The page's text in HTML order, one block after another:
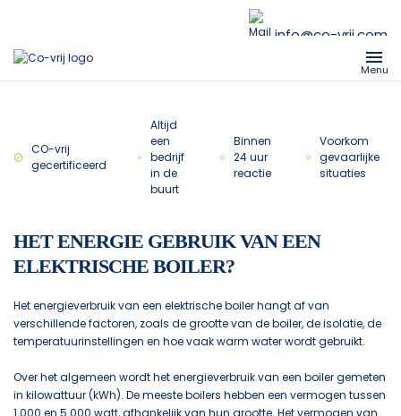
info@co-vrij.com
Menu
CO-vrij
gecertificeerd
Altijd
een
bedrijf
in de
buurt
Binnen
24 uur
reactie
Voorkom
gevaarlijke
situaties
HET ENERGIE GEBRUIK VAN EEN
ELEKTRISCHE BOILER?
Het energieverbruik van een elektrische boiler hangt af van
verschillende factoren, zoals de grootte van de boiler, de isolatie, de
temperatuurinstellingen en hoe vaak warm water wordt gebruikt.
Over het algemeen wordt het energieverbruik van een boiler gemeten
in kilowattuur (kWh). De meeste boilers hebben een vermogen tussen
1.000 en 5.000 watt, afhankelijk van hun grootte. Het vermogen van